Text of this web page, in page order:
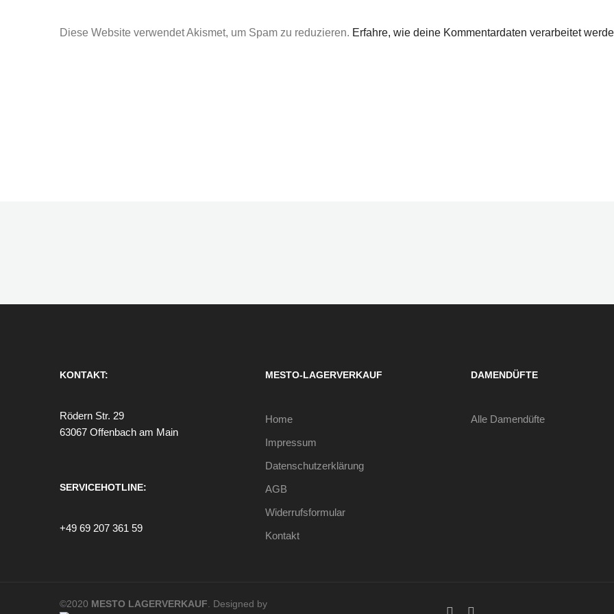
Diese Website verwendet Akismet, um Spam zu reduzieren. Erfahre, wie deine Kommentardaten verarbeitet
KONTAKT:
Rödern Str. 29
63067 Offenbach am Main
SERVICEHOTLINE:
+49 69 207 361 59
MESTO-LAGERVERKAUF
Home
Impressum
Datenschutzerklärung
AGB
Widerrufsformular
Kontakt
DAMENDÜFTE
Alle Damendüfte
©2020 MESTO LAGERVERKAUF . Designed by